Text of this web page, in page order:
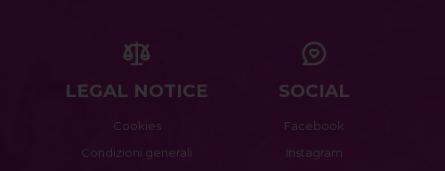
LEGAL NOTICE
Cookies
Condizioni generali
SOCIAL
Facebook
Instagram